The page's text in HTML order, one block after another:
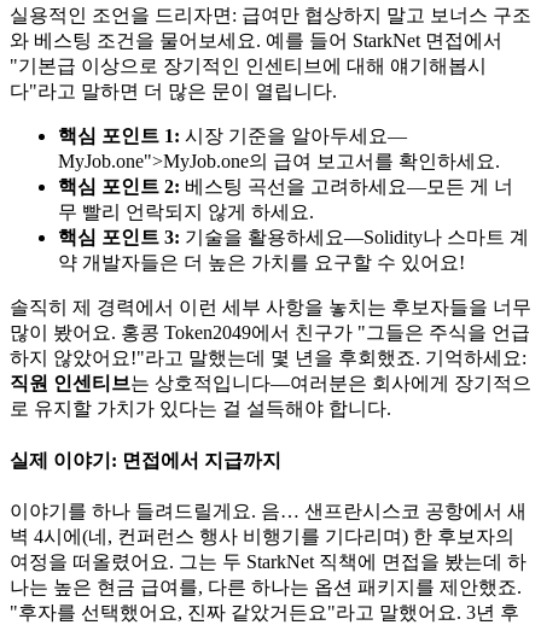
실용적인 조언을 드리자면: 급여만 협상하지 말고 보너스 구조
와 베스팅 조건을 물어보세요. 예를 들어 StarkNet 면접에서
"기본급 이상으로 장기적인 인센티브에 대해 얘기해봅시
다"라고 말하면 더 많은 문이 열립니다.
핵심 포인트 1: 시장 기준을 알아두세요—
MyJob.one">MyJob.one의 급여 보고서를 확인하세요.
핵심 포인트 2: 베스팅 곡선을 고려하세요—모든 게 너
무 빨리 언락되지 않게 하세요.
핵심 포인트 3: 기술을 활용하세요—Solidity나 스마트 계
약 개발자들은 더 높은 가치를 요구할 수 있어요!
솔직히 제 경력에서 이런 세부 사항을 놓치는 후보자들을 너무
많이 봤어요. 홍콩 Token2049에서 친구가 "그들은 주식을 언급
하지 않았어요!"라고 말했는데 몇 년을 후회했죠. 기억하세요:
직원 인센티브는 상호적입니다—여러분은 회사에게 장기적으
로 유지할 가치가 있다는 걸 설득해야 합니다.
실제 이야기: 면접에서 지급까지
이야기를 하나 들려드릴게요. 음… 샌프란시스코 공항에서 새
벽 4시에(네, 컨퍼런스 행사 비행기를 기다리며) 한 후보자의
여정을 떠올렸어요. 그는 두 StarkNet 직책에 면접을 봤는데 하
나는 높은 현금 급여를, 다른 하나는 옵션 패키지를 제안했죠.
"후자를 선택했어요, 진짜 같았거든요"라고 말했어요. 3년 후